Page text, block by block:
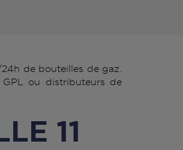
de bouteilles de gaz.
GPL ou distributeurs de
11